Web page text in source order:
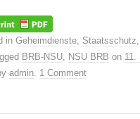
in Geheimdienste, Staatsschutz,
BRB-NSU, NSU BRB on 11.
admin. 1 Comment